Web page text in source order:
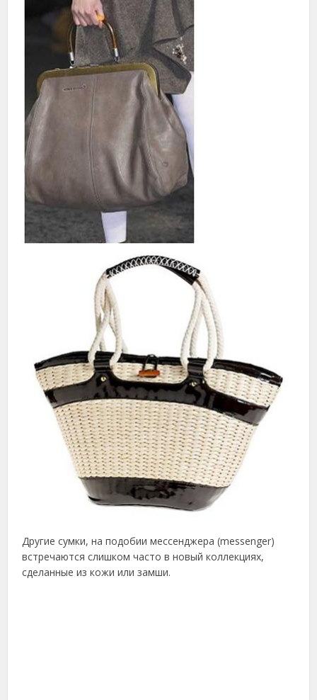
Другие сумки, на подобии мессенджера (messenger)
встречаются слишком часто в новый коллекциях,
сделанные из кожи или замши.